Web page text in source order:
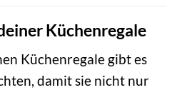
Küchenregale
Küchenregale gibt es
damit sie nicht nur